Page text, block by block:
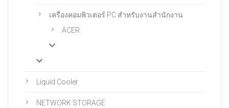
เครื่องคอมพิวเตอร์ PC สําหรับงานสํานักงาน
ACER
Liquid Cooler
NETWORK STORAGE